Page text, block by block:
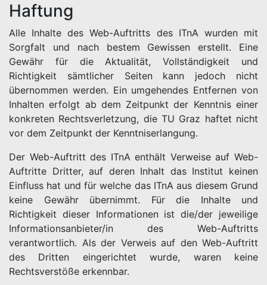
Haftung
Alle Inhalte des Web-Auftritts des ITnA wurden mit
Sorgfalt und nach bestem Gewissen erstellt. Eine
Gewähr für die Aktualität, Vollständigkeit und
Richtigkeit sämtlicher Seiten kann jedoch nicht
übernommen werden. Ein umgehendes Entfernen von
Inhalten erfolgt ab dem Zeitpunkt der Kenntnis einer
konkreten Rechtsverletzung, die TU Graz haftet nicht
vor dem Zeitpunkt der Kenntniserlangung.
Der Web-Auftritt des ITnA enthält Verweise auf Web-
Auftritte Dritter, auf deren Inhalt das Institut keinen
Einfluss hat und für welche das ITnA aus diesem Grund
keine Gewähr übernimmt. Für die Inhalte und
Richtigkeit dieser Informationen ist die/der jeweilige
Informationsanbieter/in des Web-Auftritts
verantwortlich. Als der Verweis auf den Web-Auftritt
des Dritten eingerichtet wurde, waren keine
Rechtsverstöße erkennbar.